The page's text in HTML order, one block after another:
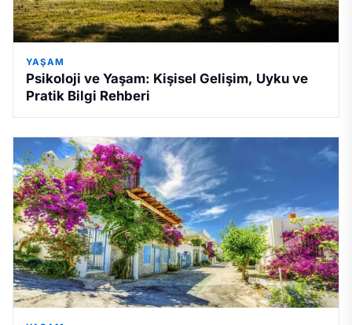
YAŞAM
Psikoloji ve Yaşam: Kişisel Gelişim, Uyku ve
Pratik Bilgi Rehberi